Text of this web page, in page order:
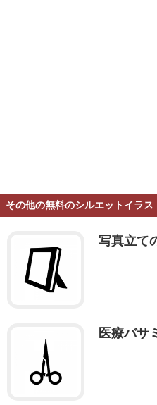
その他の無料のシルエットイラス
写真立て
医療バサ